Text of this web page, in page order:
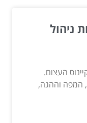
ניהול
העצום.
המפה וההגה,